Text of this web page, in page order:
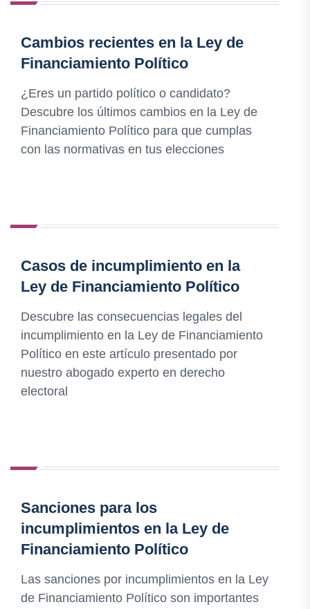
Cambios recientes en la Ley de
Financiamiento Político
¿Eres un partido político o candidato?
Descubre los últimos cambios en la Ley de
Financiamiento Político para que cumplas
con las normativas en tus elecciones
Casos de incumplimiento en la
Ley de Financiamiento Político
Descubre las consecuencias legales del
incumplimiento en la Ley de Financiamiento
Político en este artículo presentado por
nuestro abogado experto en derecho
electoral
Sanciones para los
incumplimientos en la Ley de
Financiamiento Político
Las sanciones por incumplimientos en la Ley
de Financiamiento Político son importantes